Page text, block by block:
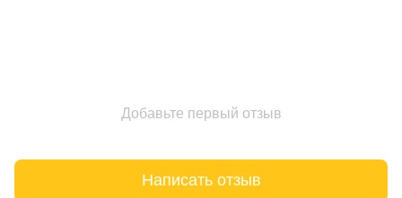
Добавьте первый отзыв
Написать отзыв